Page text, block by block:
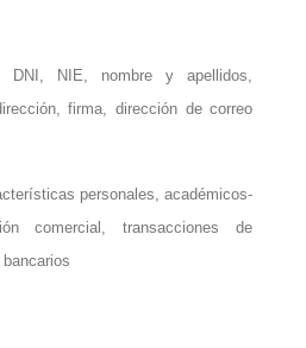
DNI, NIE, nombre y apellidos,
firma, dirección de correo
personales, académicos-
comercial, transacciones de